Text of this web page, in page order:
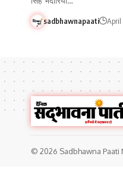
sadbhawnapaati April
© 2026 Sadbhawna